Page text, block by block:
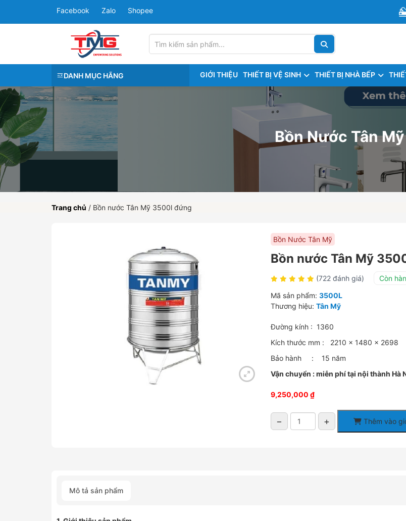
Facebook Zalo Shopee
DANH MỤC HÃNG GIỚI THIỆU THIẾT BỊ VỆ SINH THIẾT BỊ NHÀ BẾP
Bồn Nước Tân Mỹ
Trang chủ / Bồn nước Tân Mỹ 3500l đứng
Bồn Nước Tân Mỹ
Bồn nước Tân Mỹ
(722 đánh giá)
Còn
Mã sản phẩm: 3500L
Thương hiệu: Tân Mỹ
Đường kính : 1360
Kích thước mm : 2210 x 1480 x 2698
Bảo hành : 15 năm
Vận chuyển : miễn phí tại nội thành Hà
9,250,000 ₫
− + Thêm vào
Mô tả sản phẩm